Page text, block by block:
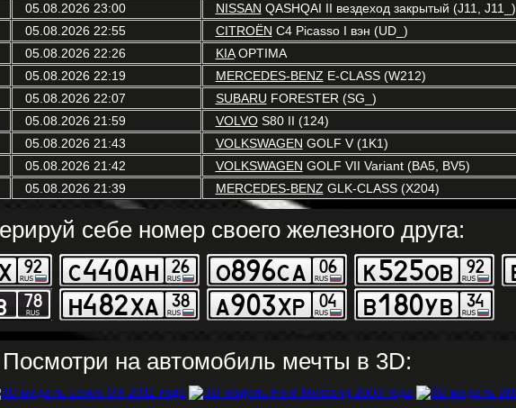
05.08.2026 23:00 NISSAN QASHQAI II вездеход закрытый (J11, J11_)
05.08.2026 22:55 CITROËN C4 Picasso I вэн (UD_)
05.08.2026 22:26 KIAOPTIMA
05.08.2026 22:19 MERCEDES-BENZ E-CLASS (W212)
05.08.2026 22:07 SUBARU FORESTER (SG_)
05.08.2026 21:59 VOLVOS80 II (124)
05.08.2026 21:43 VOLKSWAGEN GOLF V (1K1)
05.08.2026 21:42 VOLKSWAGEN GOLF VII Variant (BA5, BV5)
05.08.2026 21:39 MERCEDES-BENZ GLK-CLASS (X204)
себе номер своего железного друга:
Посмотри на автомобиль мечты в 3D: